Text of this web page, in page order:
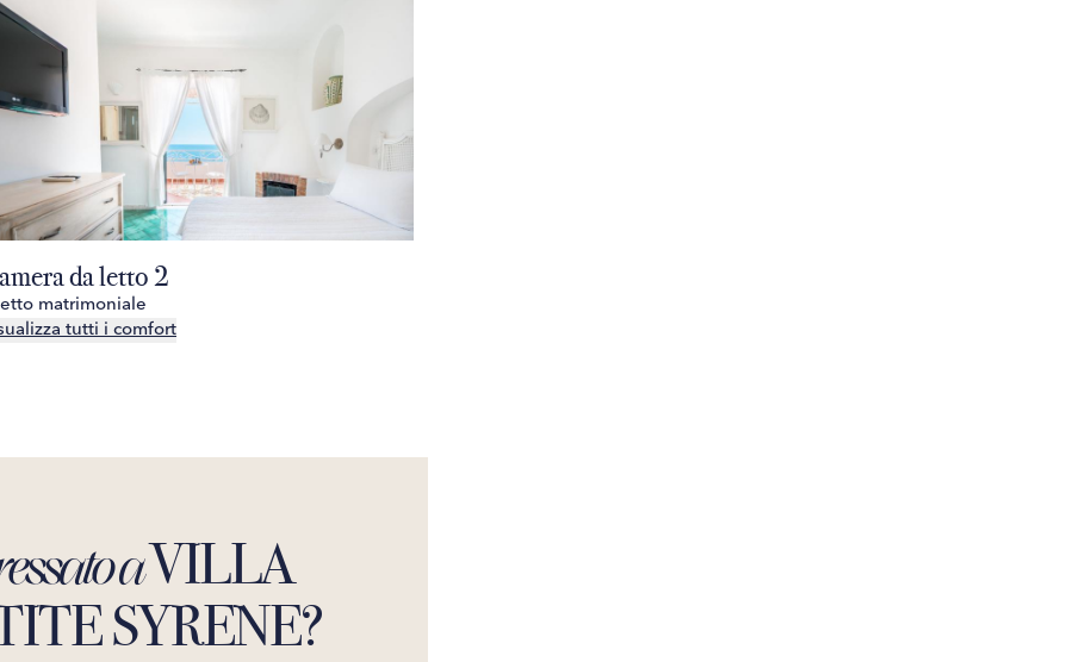
semplice quanto lussuoso. La cameriera è
la giornata con un pasto delizioso mentre vi
posizionato per esplorare tutto ciò che
strade, assaporando la cucina locale o
offre la quintessenza dell'esperienza della
raffinato e la posizione imbattibile, non c'è da
eventi o una vacanza da sogno.Per accedere
circa 80 scalini.
da letto 2
matrimoniale
tutti i comfort
aVILLA
SYRENE?